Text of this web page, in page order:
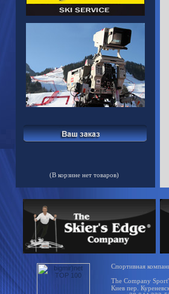
(В корзине нет товаров)
Спортивная
The Company
Киев пер.